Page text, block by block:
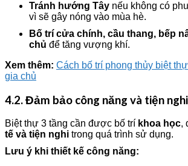
Tránh hướng Tây nếu không có
vì sẽ gây nóng vào mùa hè.
Bố trí cửa chính, cầu thang, bếp
chủ để tăng vượng khí.
Xem thêm: Cách bố trí phong thủy biệt
gia chủ
4.2. Đảm bảo công năng và tiện nghi
Biệt thự 3 tầng cần được bố trí khoa học,
tế và tiện nghi trong quá trình sử dụng.
Lưu ý khi thiết kế công năng: